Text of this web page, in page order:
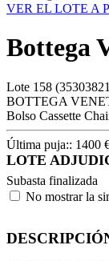
VER EL LOTE A
Bottega
Lote 158
BOTTEGA
Bolso Cassette
Última puja:: 1400
LOTE
Subasta finalizada
No mostrar la